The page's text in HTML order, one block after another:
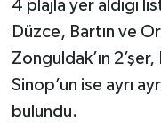
4 plajla yer aldığı
Düzce, Bartın ve
Zonguldak’ın
Sinop’un ise ayrı
bulundu.